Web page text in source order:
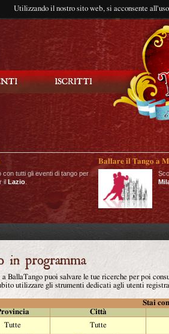
Utilizzando il nostro sito web, si acconsente
con tutti gli eventi di tango per
il Lazio
Ballare il Tango a
BallaTango puoi salvare le tue ricerche per poi
utilizzare gli strumenti dedicati agli utenti
Stai
Città
Tutte
Tutte